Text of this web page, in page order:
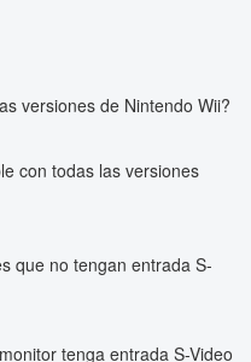
versiones de Nintendo Wii?
con todas las versiones
que no tengan entrada S-
tenga entrada S-Video